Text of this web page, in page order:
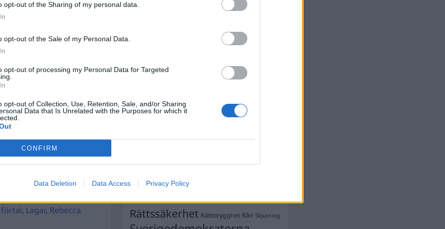
opt-out of the Sharing of my personal data.
opt-out of the Sale of my Personal Data.
opt-out of processing my Personal Data for Targeted
opt-out of Collection, Use, Retention, Sale, and/or Sharing
Data that Is Unrelated with the Purposes for which it
CONFIRM
Data Deletion Data Access Privacy Policy
, Lagar, Rebecca
Andreas
Brottslighet Börje
Börje R P Carlsson
Demokrati Dick Sundevall
Jimmie Åkesson Kokainmålet
LagarMichael Pålsson
Silventoinen Petter Inedahl
PoliserRasismRicard A R Nilsson
Rättssäkerhet Rättstrygghet Rån Skjutning